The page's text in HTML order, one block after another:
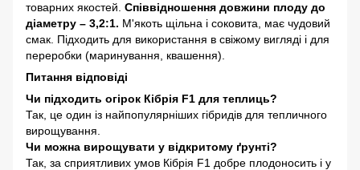
товарних якостей. Співвідношення довжини плоду до
діаметру – 3,2:1. М'якоть щільна і соковита, має чудовий
смак. Підходить для використання в свіжому вигляді і для
переробки (маринування, квашення).
Питання відповіді
Чи підходить огірок Кібрія F1 для теплиць?
Так, це один із найпопулярніших гібридів для тепличного
вирощування.
Чи можна вирощувати у відкритому ґрунті?
Так, за сприятливих умов Кібрія F1 добре плодоносить і у